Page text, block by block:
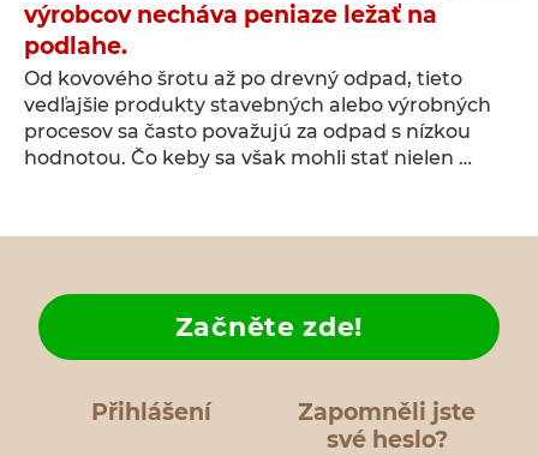
výrobcov necháva peniaze ležať na
podlahe.
Od kovového šrotu až po drevný odpad, tieto
vedľajšie produkty stavebných alebo výrobných
procesov sa často považujú za odpad s nízkou
hodnotou. Čo keby sa však mohli stať nielen …
Přihlášení
Zapomněli jste
své heslo?
Začněte zde!